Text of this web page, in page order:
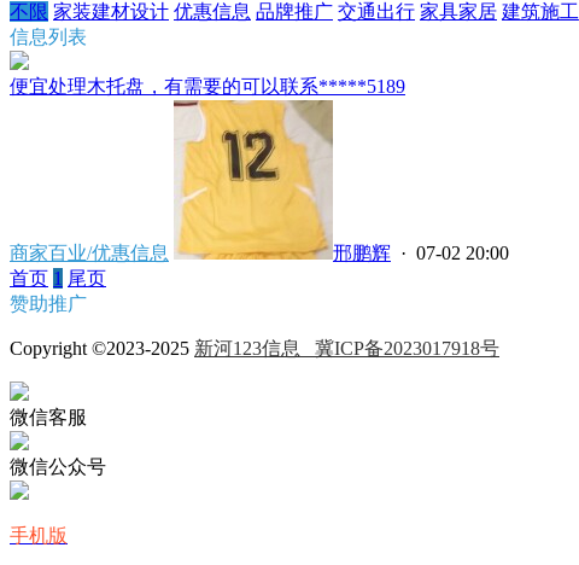
不限 家装建材设计 优惠信息 品牌推广 交通出行 家具家居 建筑施工
信息列表
便宜处理木托盘，有需要的可以联系*****5189
商家百业/优惠信息 邢鹏辉 · 07-02 20:00
首页 1 尾页
赞助推广
Copyright ©2023-2025 新河123信息 冀ICP备2023017918号
微信客服
微信公众号
手机版